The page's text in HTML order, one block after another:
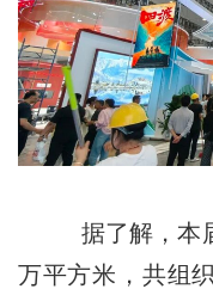
据了解，本届
万平方米，共组